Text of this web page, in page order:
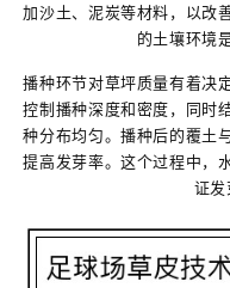
加沙土、泥炭等材料，以改
的土壤环境
播种环节对草坪质量有着决
控制播种深度和密度，同时
种分布均匀。播种后的覆土
提高发芽率。这个过程中，
证发